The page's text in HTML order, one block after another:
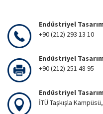
Endüstriyel
+90 (212) 293 13 10
Endüstriyel
+90 (212) 251 48 95
Endüstriyel
İTÜ Taşkışla